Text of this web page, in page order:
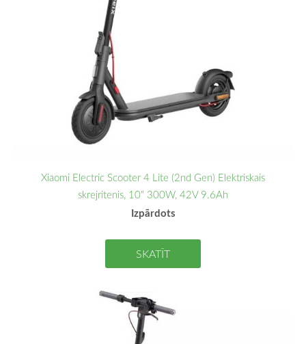
Xiaomi Electric Scooter 4 Lite (2nd Gen) Elektriskais
skrejritenis, 10" 300W, 42V 9.6Ah
Izpārdots
SKATĪT